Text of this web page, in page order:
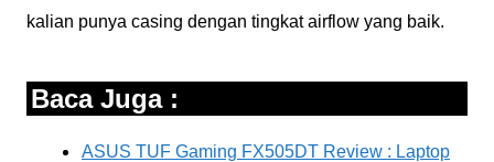
kalian punya casing dengan tingkat airflow yang baik.
Baca Juga :
ASUS TUF Gaming FX505DT Review : Laptop